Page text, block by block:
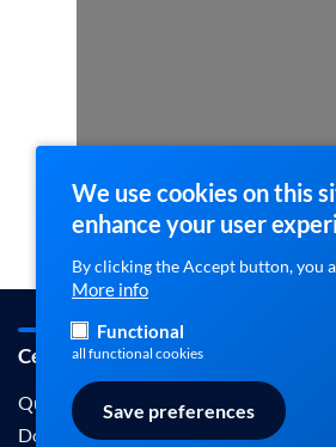
Cebam / ebpracticenet
Qui sommes-nous
Documentation
We use cookies on this
enhance your user
By clicking the Accept button, you
More info
Functional
all functional cookies
Save preferences